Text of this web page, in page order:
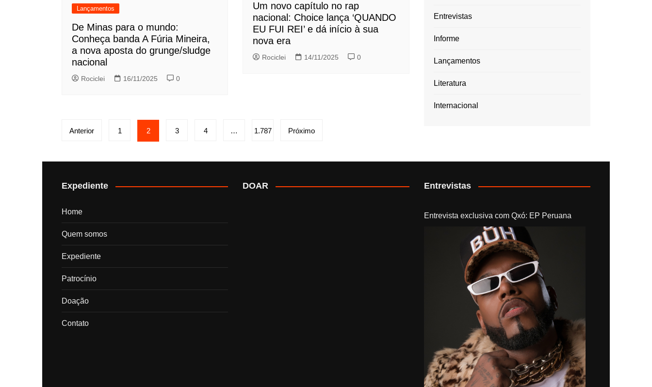
Lançamentos
De Minas para o mundo:
Conheça banda A Fúria Mineira,
a nova aposta do grunge/sludge
nacional
Rociclei 16/11/2025 0
Um novo capítulo no rap
nacional: Choice lança ‘QUANDO
EU FUI REI’ e dá início à sua
nova era
Rociclei 14/11/2025 0
Paginação
posts
Anterior 1 2 3 4 … 1.787 Próximo
Entrevistas
Informe
Lançamentos
Literatura
Internacional
Expediente
Home
Quem somos
Expediente
Patrocínio
Doação
Contato
DOAR Entrevistas
Entrevista exclusiva com Qxó: EP Peruana